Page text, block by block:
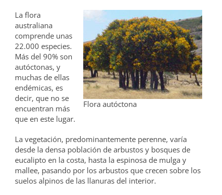
Flora autóctona
La flora
australiana
comprende unas
22.000 especies.
Más del 90% son
autóctonas, y
muchas de ellas
endémicas, es
decir, que no se
encuentran más
que en este lugar.
La vegetación, predominantemente perenne, varía
desde la densa población de arbustos y bosques de
eucalipto en la costa, hasta la espinosa de mulga y
mallee, pasando por los arbustos que crecen sobre los
suelos alpinos de las llanuras del interior.